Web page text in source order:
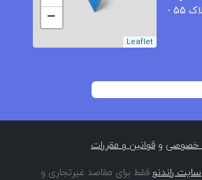
کوچه آزادیخواه - پلاک 55 -
−
Leaflet
خصوصی و قوانین و مقررات
سایت راندنو فقط برای مقاصد غیرتجاری و